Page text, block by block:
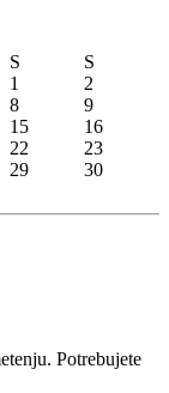
S
S
1
2
8
9
15
16
22
23
29
30
Potrebujete